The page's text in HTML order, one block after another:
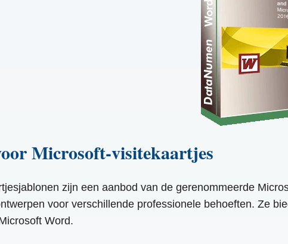
Microsoft-visitekaartjes
zijn een aanbod van de gerenommeerde
voor verschillende professionele behoeften. Ze
Word.